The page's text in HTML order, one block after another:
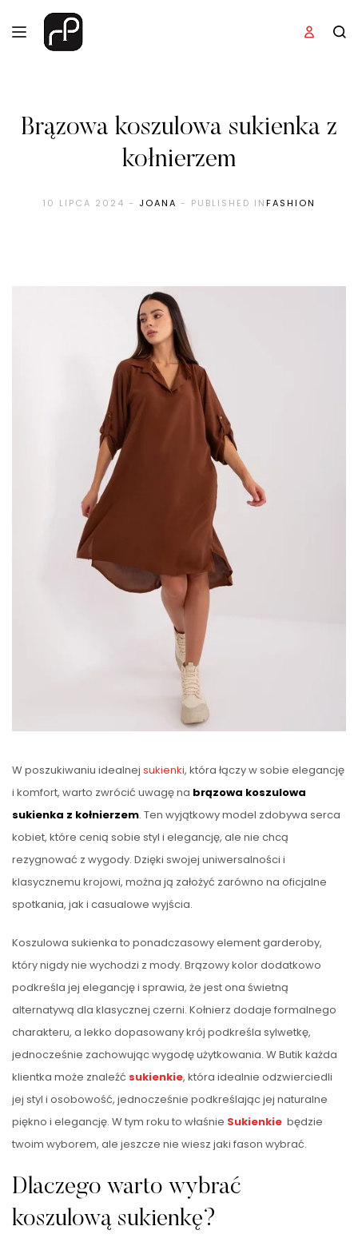
Brązowa koszulowa sukienka z
kołnierzem
10 LIPCA 2024 - JOANA - PUBLISHED INFASHION
W poszukiwaniu idealnej sukienki, która łączy w sobie elegancję
i komfort, warto zwrócić uwagę na brązowa koszulowa
sukienka z kołnierzem. Ten wyjątkowy model zdobywa serca
kobiet, które cenią sobie styl i elegancję, ale nie chcą
rezygnować z wygody. Dzięki swojej uniwersalności i
klasycznemu krojowi, można ją założyć zarówno na oficjalne
spotkania, jak i casualowe wyjścia.
Koszulowa sukienka to ponadczasowy element garderoby,
który nigdy nie wychodzi z mody. Brązowy kolor dodatkowo
podkreśla jej elegancję i sprawia, że jest ona świetną
alternatywą dla klasycznej czerni. Kołnierz dodaje formalnego
charakteru, a lekko dopasowany krój podkreśla sylwetkę,
jednocześnie zachowując wygodę użytkowania. W Butik każda
klientka może znaleźć sukienkie, która idealnie odzwierciedli
jej styl i osobowość, jednocześnie podkreślając jej naturalne
piękno i elegancję. W tym roku to właśnie Sukienkie będzie
twoim wyborem, ale jeszcze nie wiesz jaki fason wybrać.
Dlaczego warto wybrać
koszulową sukienkę?